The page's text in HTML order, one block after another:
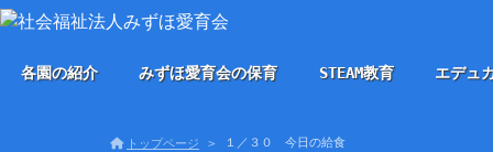
各園の紹介 みずほ愛育会の保育 STEAM教育 エデュ
トップページ １／３０ 今日の給食